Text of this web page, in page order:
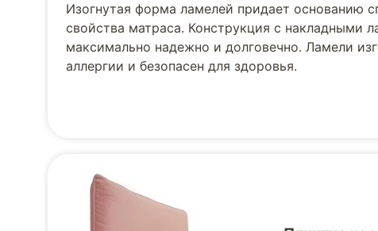
Изогнутая форма ламелей придает основанию
свойства матраса. Конструкция с накладными
максимально надежно и долговечно. Ламели
аллергии и безопасен для здоровья.